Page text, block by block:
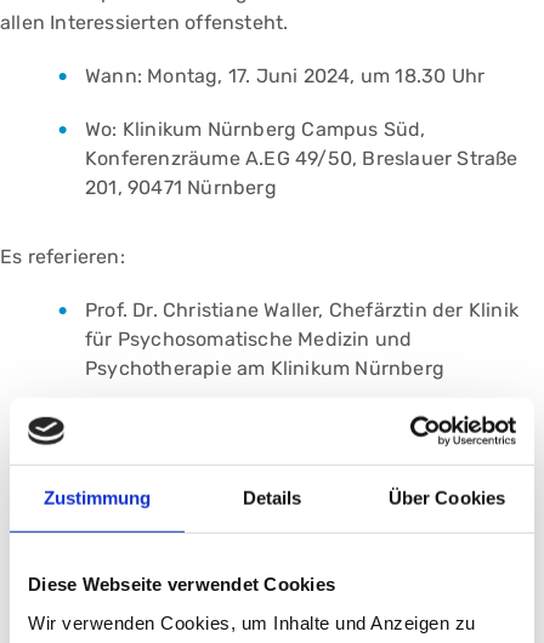
Zustimmung Details Über Cookies
Diese Webseite verwendet Cookies
Wir verwenden Cookies, um Inhalte und Anzeigen zu
allen Interessierten offensteht.
Wann: Montag, 17. Juni 2024, um 18.30 Uhr
Wo: Klinikum Nürnberg Campus Süd,
Konferenzräume A.EG 49/50, Breslauer Straße
201, 90471 Nürnberg
Es referieren:
Prof. Dr. Christiane Waller, Chefärztin der Klinik
für Psychosomatische Medizin und
Psychotherapie am Klinikum Nürnberg
Prof. Dr. Matthias Pauschinger, Chefarzt der
Klinik für Innere Medizin 8, Schwerpunkt
Um vorherige Anmeldung per E-Mail an
Der Eintritt ist frei.